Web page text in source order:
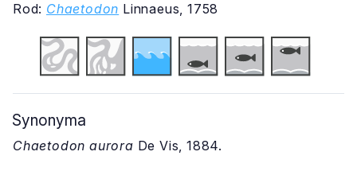
Rod: Chaetodon Linnaeus, 1758
Synonyma
Chaetodon aurora De Vis, 1884.